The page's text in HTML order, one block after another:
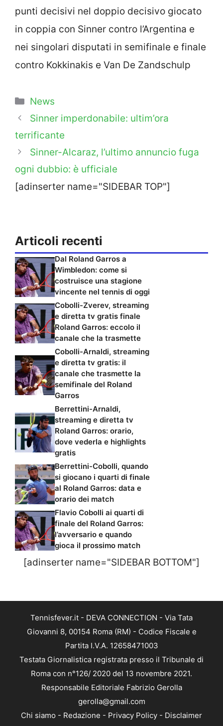
punti decisivi nel doppio decisivo giocato
in coppia con Sinner contro l’Argentina e
nei singolari disputati in semifinale e finale
contro Kokkinakis e Van De Zandschulp
Categorie
News
Sinner imperdonabile: ultim’ora
terrificante
Sinner-Alcaraz, l’ultimo annuncio fuga
ogni dubbio: è ufficiale
[adinserter name="SIDEBAR TOP"]
Articoli recenti
Dal Roland Garros a
Wimbledon: come si
costruisce una stagione
vincente nel tennis di oggi
Cobolli-Zverev, streaming
e diretta tv gratis finale
Roland Garros: eccolo il
canale che la trasmette
Cobolli-Arnaldi, streaming
e diretta tv gratis: il
canale che trasmette la
semifinale del Roland
Garros
Berrettini-Arnaldi,
streaming e diretta tv
Roland Garros: orario,
dove vederla e highlights
gratis
Berrettini-Cobolli, quando
si giocano i quarti di finale
al Roland Garros: data e
orario dei match
Flavio Cobolli ai quarti di
finale del Roland Garros:
l’avversario e quando
gioca il prossimo match
[adinserter name="SIDEBAR BOTTOM"]
Tennisfever.it - DEVA CONNECTION - Via Tata
Giovanni 8, 00154 Roma (RM) - Codice Fiscale e
Partita I.V.A. 12658471003
Testata Giornalistica registrata presso il Tribunale di
Roma con n°126/ 2020 del 13 novembre 2021.
Responsabile Editoriale Fabrizio Gerolla
gerolla@gmail.com
Chi siamo - Redazione - Privacy Policy - Disclaimer